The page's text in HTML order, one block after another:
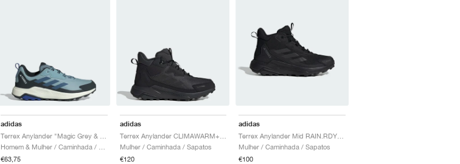
adidas
€63,75
adidas
Mulher / Caminhada / Sapatos
€120
adidas
Mulher / Caminhada / Sapatos
€100